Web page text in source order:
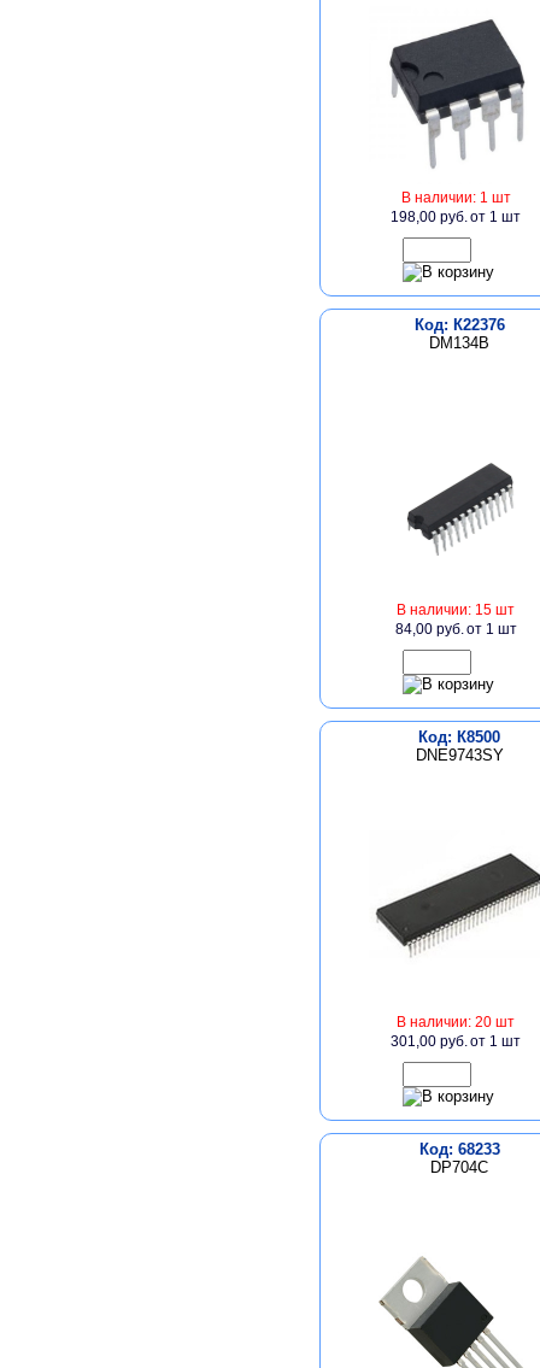
В наличии: 1 шт
198,00 руб.от 1 шт
Код: К22376
DM134B
В наличии: 15 шт
84,00 руб.от 1 шт
Код: К8500
DNE9743SY
В наличии: 20 шт
301,00 руб.от 1 шт
Код: 68233
DP704C